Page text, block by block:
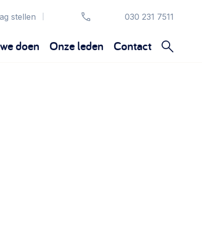
stellen 030 231 7511
doen Onze leden Contact